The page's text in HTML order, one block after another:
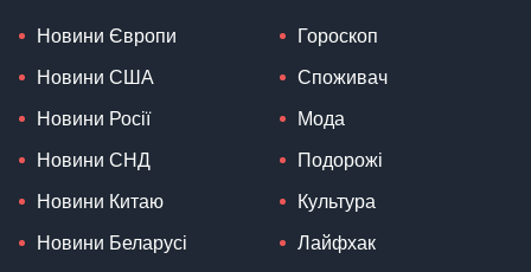
Новини Європи
Новини США
Новини Росії
Новини СНД
Новини Китаю
Новини Беларусі
Гороскоп
Споживач
Мода
Подорожі
Культура
Лайфхак